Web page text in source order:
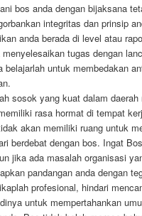
bos anda dengan bijaksana
integritas dan prinsip
anda berada di level atau
menyelesaikan tugas dengan
belajarlah untuk membedakan
sosok yang kuat dalam daerah
rasa hormat di tempat
akan memiliki ruang untuk
berdebat dengan bos. Ingat
jika ada masalah organisasi
pandangan anda dengan
profesional, hindari
untuk mempertahankan